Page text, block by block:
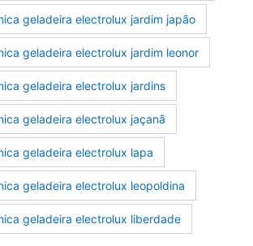
geladeira electrolux jardim japão
geladeira electrolux jardim leonor
geladeira electrolux jardins
geladeira electrolux jaçanã
geladeira electrolux lapa
geladeira electrolux leopoldina
geladeira electrolux liberdade